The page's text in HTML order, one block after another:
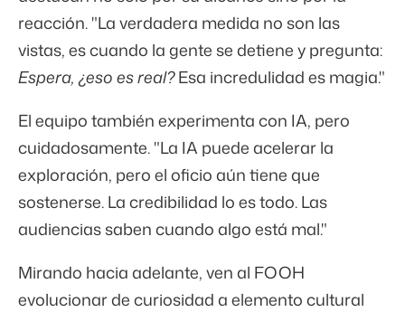
reacción. "La verdadera medida no son las
vistas, es cuando la gente se detiene y pregunta:
Espera, ¿eso es real?Esa incredulidad es magia."
El equipo también experimenta con IA, pero
cuidadosamente. "La IA puede acelerar la
exploración, pero el oficio aún tiene que
sostenerse. La credibilidad lo es todo. Las
audiencias saben cuando algo está mal."
Mirando hacia adelante, ven al FOOH
evolucionar de curiosidad a elemento cultural